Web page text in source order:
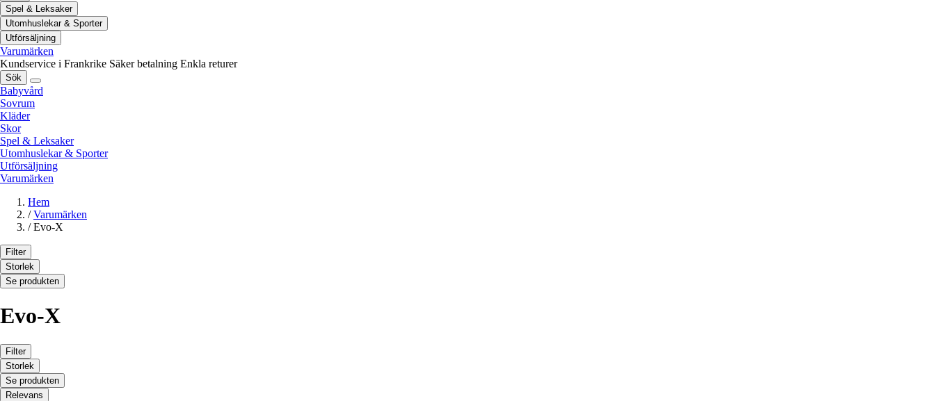
Spel & Leksaker
Utomhuslekar & Sporter
Utförsäljning
Varumärken
Kundservice i Frankrike Säker betalning Enkla returer
Sök
Babyvård
Sovrum
Kläder
Skor
Spel & Leksaker
Utomhuslekar & Sporter
Utförsäljning
Varumärken
Hem
/ Varumärken
/ Evo-X
Filter
Storlek
Se produkten
Evo-X
Filter
Storlek
Se produkten
Relevans